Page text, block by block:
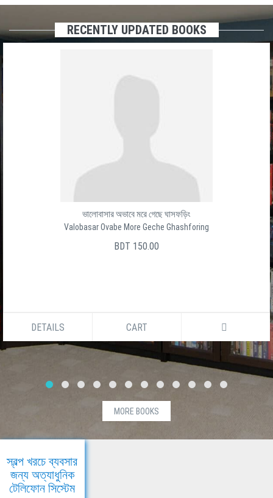
RECENTLY UPDATED BOOKS
ভালোবাসার অভাবে মরে গেছে ঘাসফড়িং
Valobasar Ovabe More Geche Ghashforing
BDT 150.00
DETAILS CART
MORE BOOKS
স্বল্প খরচে ব্যবসার
জন্য অত্যাধুনিক
টেলিফোন সিস্টেম